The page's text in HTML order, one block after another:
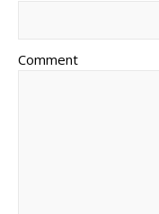
Comment